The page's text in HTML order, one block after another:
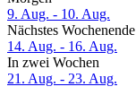
9. Aug. - 10. Aug.
Nächstes Wochenende
14. Aug. - 16. Aug.
In zwei Wochen
21. Aug. - 23. Aug.